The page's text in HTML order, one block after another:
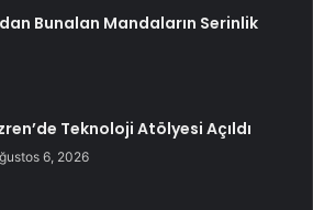
Bunalan Mandaların Serinlik
Teknoloji Atölyesi Açıldı
6, 2026